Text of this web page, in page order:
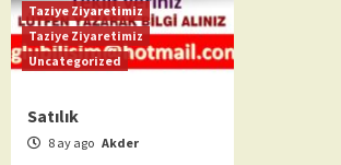
Taziye Ziyaretimiz
Taziye Ziyaretimiz
Uncategorized
Satılık
8 ay ago Akder